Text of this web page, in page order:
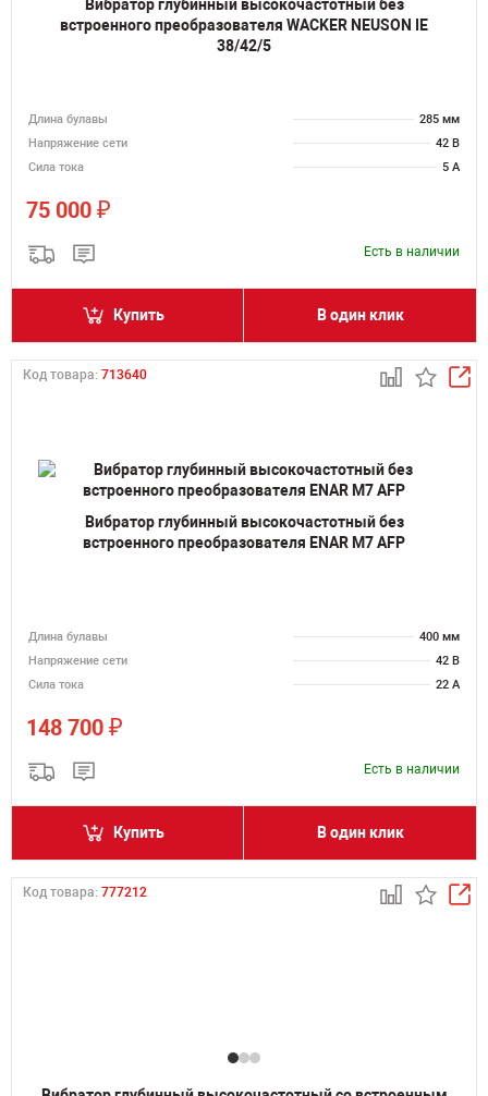
Вибратор глубинный высокочастотный без
встроенного преобразователя WACKER NEUSON IE
38/42/5
Длина булавы
285 мм
Напряжение сети
42 В
Сила тока
5 А
75 000 ₽
Есть в наличии
Купить В один клик
Код товара: 713640
Вибратор глубинный высокочастотный без
встроенного преобразователя ENAR M7 AFP
Длина булавы
400 мм
Напряжение сети
42 В
Сила тока
22 А
148 700 ₽
Есть в наличии
Купить В один клик
Код товара: 777212